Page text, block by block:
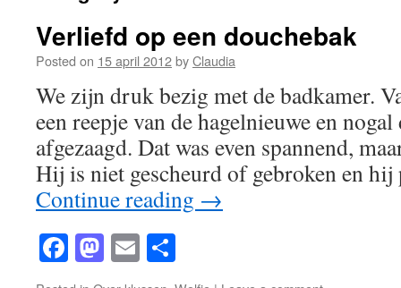
Verliefd op een douchebak
Posted on 15 april 2012byClaudia
We zijn druk bezig met de badkamer.
een reepje van de hagelnieuwe en
afgezaagd. Dat was even spannend,
Hij is niet gescheurd of gebroken en
Continue reading →
Facebook
Mastodon
Email